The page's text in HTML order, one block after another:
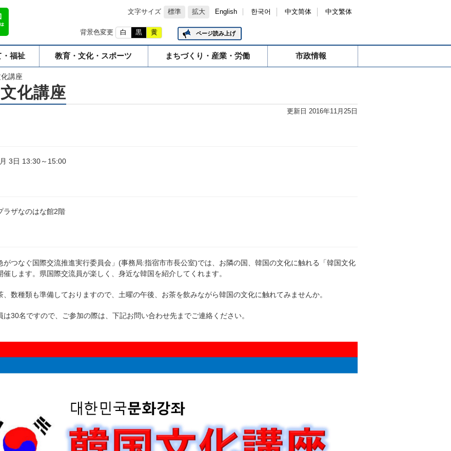
文字サイズ 標準 拡大 English 한국어 中文简体 中文繁体
背景色変更 白 黒 黄 ページ読み上げ
・福祉 教育・文化・スポーツ まちづくり・産業・労働 市政情報
講座
化講座
更新日 2016年11月25日
3日 13:30～15:00
ラザなのはな館2階
がつなぐ国際交流推進実行委員会」(事務局:指宿市市長公室)では、お隣の国、韓国の文化に触れる「韓国文化
催します。県国際交流員が楽しく、身近な韓国を紹介してくれます。
、数種類も準備しておりますので、土曜の午後、お茶を飲みながら韓国の文化に触れてみませんか。
は30名ですので、ご参加の際は、下記お問い合わせ先までご連絡ください。